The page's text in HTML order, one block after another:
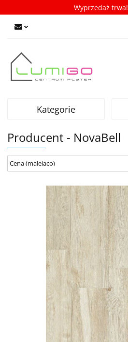
Wyprzedaż trwa!
Kategorie
Producent - NovaBell